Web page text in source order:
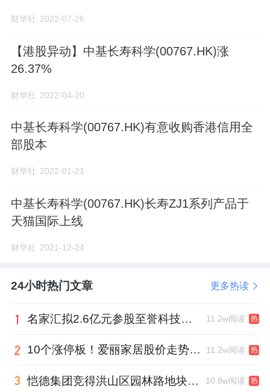
财华社 2022-07-26
【港股异动】中基长寿科学(00767.HK)涨
26.37%
财华社 2022-04-20
中基长寿科学(00767.HK)有意收购香港信用全
部股本
财华社 2022-01-21
中基长寿科学(00767.HK)长寿ZJ1系列产品于
天猫国际上线
财华社 2021-12-24
24小时热门文章 更多热读
名家汇拟2.6亿元参股至誉科技，跨界布局工业级固态存储 11.2w阅读 热
10个涨停板！爱丽家居股价走势有点狂 11.2w阅读 热
恺德集团竞得洪山区园林路地块，引入贝好家C2M产品定位及营销服务 10.8w阅读 热